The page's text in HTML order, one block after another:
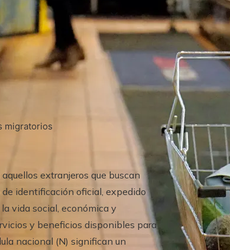
migratorios
extranjeros que buscan
identificación oficial, expedido
vida social, económica y
y beneficios disponibles para
nacional (N) significan un